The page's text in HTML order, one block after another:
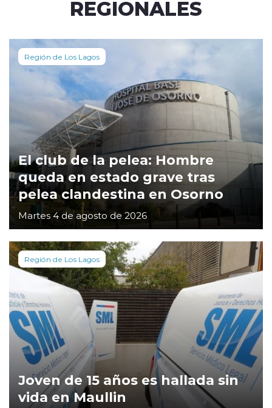
REGIONALES
Región de Los Lagos
El club de la pelea: Hombre
queda en estado grave tras
pelea clandestina en Osorno
Martes 4 de agosto de 2026
Región de Los Lagos
Joven de 15 años es hallada sin
vida en Maullin